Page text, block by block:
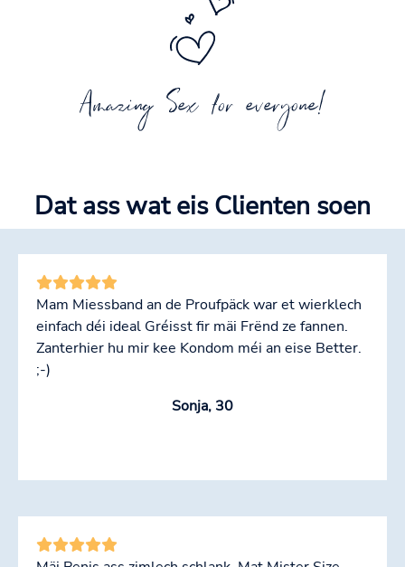
Amazing Sex for everyone!
Dat ass wat eis Clienten soen
Mam Miessband an de Proufpäck war et wierklech
einfach déi ideal Gréisst fir mäi Frënd ze fannen.
Zanterhier hu mir kee Kondom méi an eise Better.
;-)
Sonja, 30